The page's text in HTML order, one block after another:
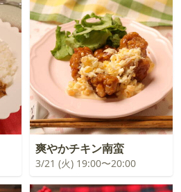
爽やかチキン南蛮
3/21 (火) 19:00〜20:00